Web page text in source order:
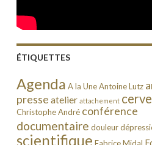
ÉTIQUETTES
Agenda A la UneAntoine Lutz
presse atelier attachement
Christophe André conférence
documentaire douleur
scientifique